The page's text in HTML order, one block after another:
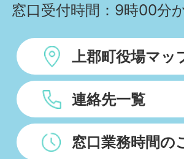
窓口受付時間：9時00分
上郡町役場マッ
連絡先一覧
窓口業務時間の